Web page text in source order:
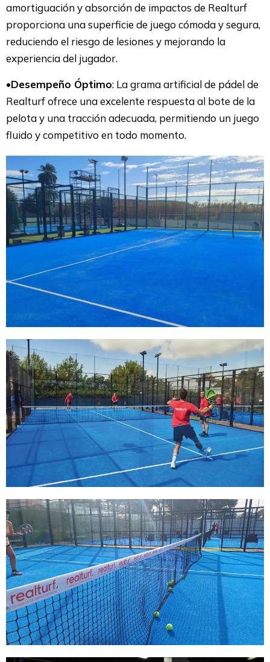
amortiguación y absorción de impactos de Realturf
proporciona una superficie de juego cómoda y segura,
reduciendo el riesgo de lesiones y mejorando la
experiencia del jugador.
•Desempeño Óptimo: La grama artificial de pádel de
Realturf ofrece una excelente respuesta al bote de la
pelota y una tracción adecuada, permitiendo un juego
fluido y competitivo en todo momento.